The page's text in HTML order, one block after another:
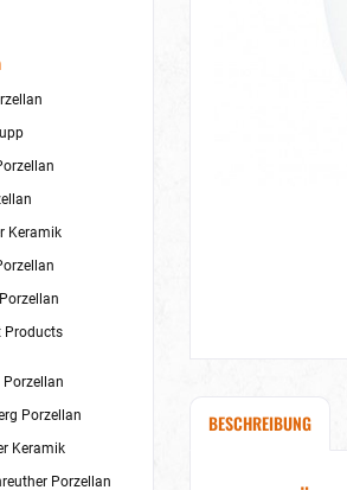
Keramik
Products
Porzellan
Porzellan
Keramik
Porzellan
BESCHREIBUNG